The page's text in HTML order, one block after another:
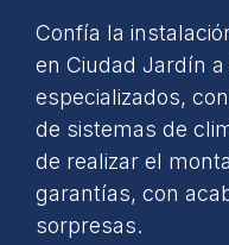
Confía la
en Ciudad Jardín
especializados,
de sistemas de
de realizar el
garantías, con
sorpresas.